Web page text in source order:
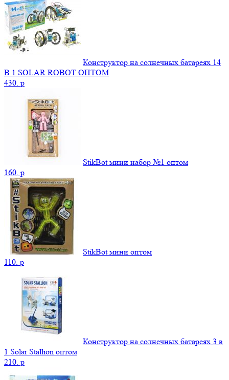
Конструктор на солнечных батареях 14
В 1 SOLAR ROBOT ОПТОМ
430. p
StikBot мини набор №1 оптом
160. p
StikBot мини оптом
110. p
Конструктор на солнечных батареях 3 в
1 Solar Stallion оптом
210. p